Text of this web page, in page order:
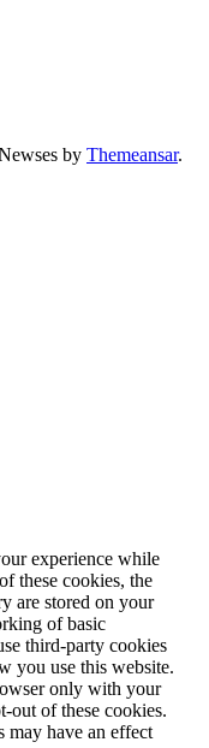
by Themeansar.
experience while
these cookies, the
are stored on your
of basic
third-party cookies
you use this website.
only with your
out of these cookies.
may have an effect